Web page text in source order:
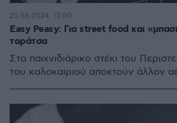
Easy Peasy: Για street food και
ταράτσα
Στo παιχνιδιάρικο στέκι του
του καλοκαιριού αποκτούν άλλον
25.08.2024, 13:00